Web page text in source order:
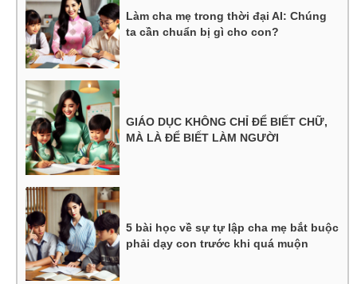
Làm cha mẹ trong thời đại AI: Chúng
ta cần chuẩn bị gì cho con?
GIÁO DỤC KHÔNG CHỈ ĐỂ BIẾT CHỮ,
MÀ LÀ ĐỂ BIẾT LÀM NGƯỜI
5 bài học về sự tự lập cha mẹ bắt buộc
phải dạy con trước khi quá muộn